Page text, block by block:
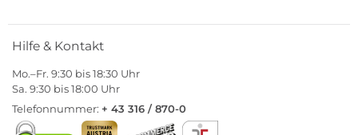
Hilfe & Kontakt
Mo.–Fr. 9:30 bis 18:30 Uhr
Sa. 9:30 bis 18:00 Uhr
Telefonnummer: + 43 316 / 870-0